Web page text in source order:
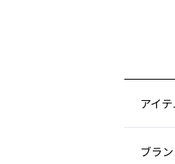
アイ
ブラ